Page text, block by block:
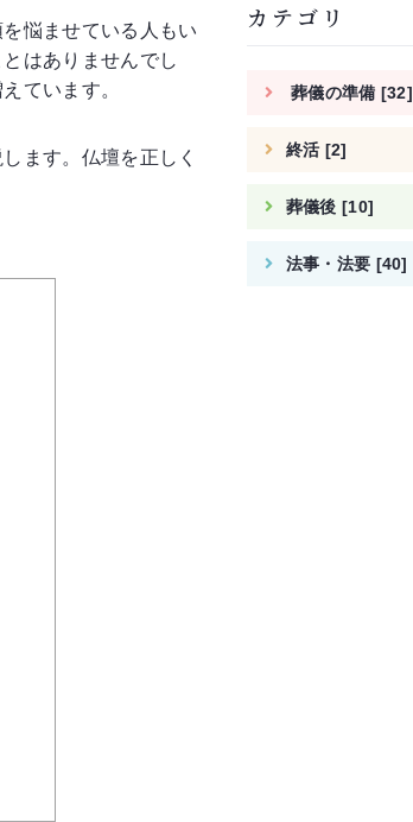
悩ませている人もい
はありませんでし
ています。
ます。仏壇を正しく
カテゴリ
葬儀の準備 [32]
終活 [2]
葬儀後 [10]
法事・法要 [40]